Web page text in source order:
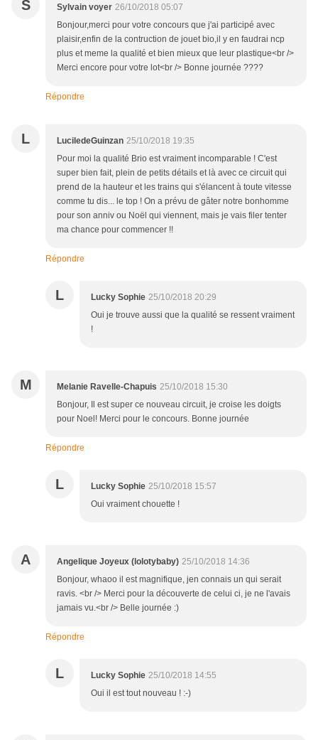
S Sylvain voyer 26/10/2018 05:07
Bonjour,merci pour votre concours que j'ai participé avec
plaisir,enfin de la contruction de jouet bio,il y en faudrai ncp
plus et meme la qualité et bien mieux que leur plastique<br />
Merci encore pour votre lot<br /> Bonne journée ????
Répondre
L LuciledeGuinzan 25/10/2018 19:35
Pour moi la qualité Brio est vraiment incomparable ! C'est
super bien fait, plein de petits détails et là avec ce circuit qui
prend de la hauteur et les trains qui s'élancent à toute vitesse
comme tu dis... le top ! On a prévu de gâter notre bonhomme
pour son anniv ou Noël qui viennent, mais je vais filer tenter
ma chance pour commencer !!
Répondre
L Lucky Sophie 25/10/2018 20:29
Oui je trouve aussi que la qualité se ressent vraiment
!
M Melanie Ravelle-Chapuis 25/10/2018 15:30
Bonjour, Il est super ce nouveau circuit, je croise les doigts
pour Noel! Merci pour le concours. Bonne journée
Répondre
L Lucky Sophie 25/10/2018 15:57
Oui vraiment chouette !
A Angelique Joyeux (lolotybaby) 25/10/2018 14:36
Bonjour, whaoo il est magnifique, jen connais un qui serait
ravis. <br /> Merci pour la découverte de celui ci, je ne l'avais
jamais vu.<br /> Belle journée :)
Répondre
L Lucky Sophie 25/10/2018 14:55
Oui il est tout nouveau ! :-)